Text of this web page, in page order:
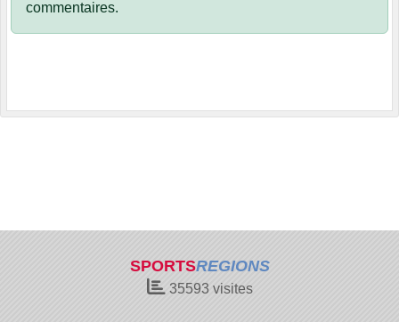
commentaires.
SPORTSREGIONS
35593visites